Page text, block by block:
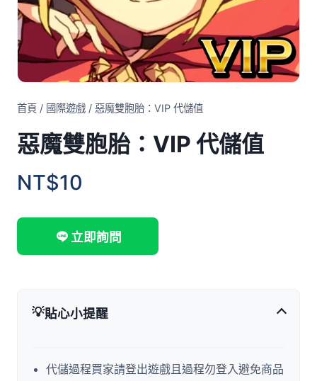
首頁 / 國際遊戲 / 惡魔雙胞胎：VIP 代儲值
惡魔雙胞胎：VIP 代儲值
NT$10
立即詢問
💡貼心小提醒
代儲過程買家請登出遊戲且過程勿登入避免商品